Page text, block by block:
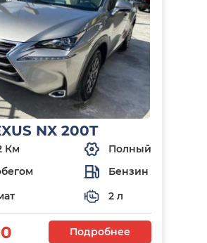
NX 200T
Км
Полный
Бензин
2 л
Подробнее